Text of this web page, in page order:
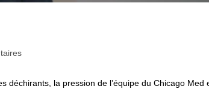
déchirants, la pression de l’équipe du Chicago Med